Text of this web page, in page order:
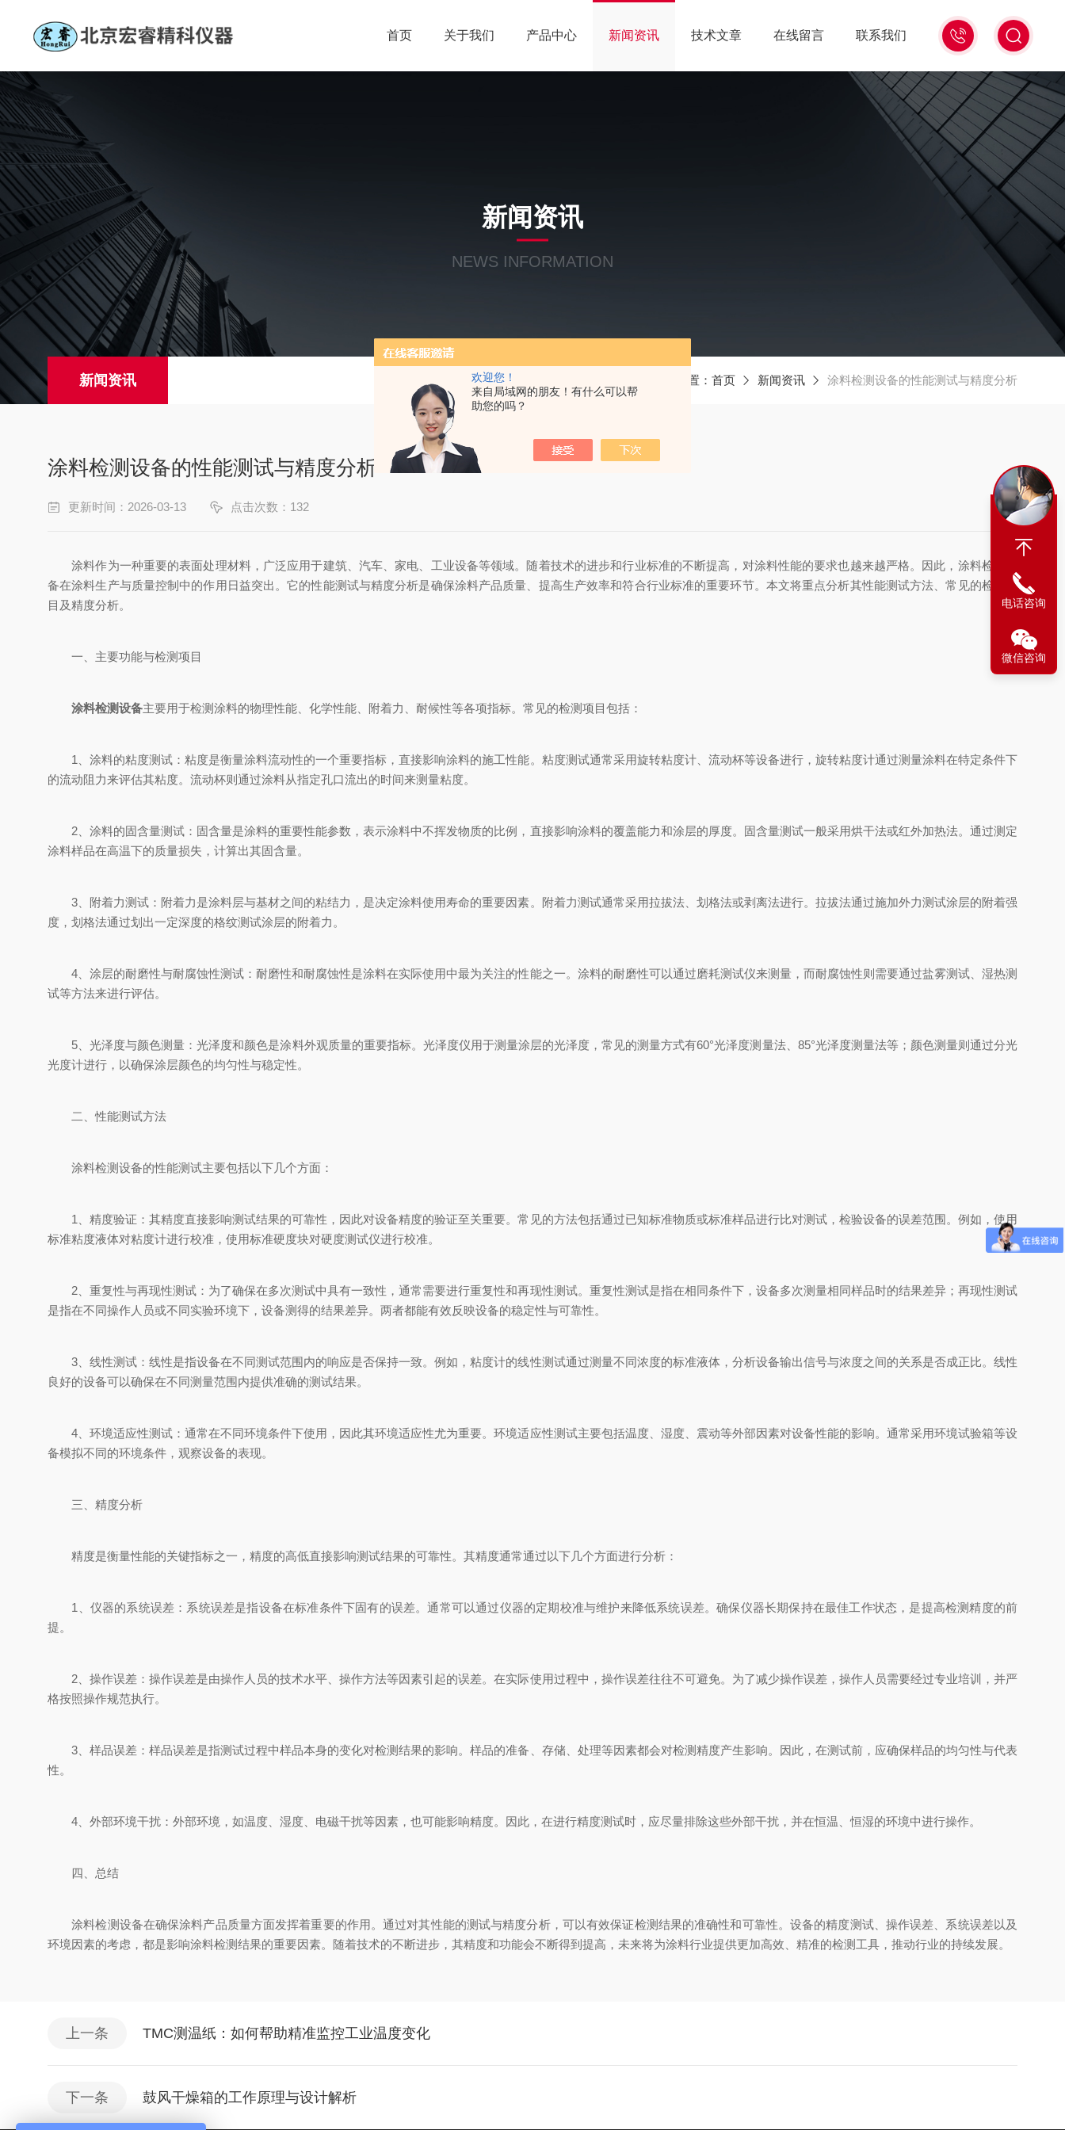
欢迎您！
来自局域网的朋友！有什么可以帮
助您的吗？
13439477936
首页 关于我们 产品中心 新闻资讯 技术文章 在线留言 联系我们
新闻资讯
NEWS INFORMATION
新闻资讯 当前位置： 首页 新闻资讯 涂料检测设备的性能测试与精度分析
涂料检测设备的性能测试与精度分析
更新时间：2026-03-13 点击次数：132
涂料作为一种重要的表面处理材料，广泛应用于建筑、汽车、家电、工业设备等领域。随着技术的进步和行业标准的不断提高，对涂料性能的要求也越来越严格。因此，涂料检测设
备在涂料生产与质量控制中的作用日益突出。它的性能测试与精度分析是确保涂料产品质量、提高生产效率和符合行业标准的重要环节。本文将重点分析其性能测试方法、常见的检测项
目及精度分析。
一、主要功能与检测项目
涂料检测设备主要用于检测涂料的物理性能、化学性能、附着力、耐候性等各项指标。常见的检测项目包括：
1、涂料的粘度测试：粘度是衡量涂料流动性的一个重要指标，直接影响涂料的施工性能。粘度测试通常采用旋转粘度计、流动杯等设备进行，旋转粘度计通过测量涂料在特定条件下
的流动阻力来评估其粘度。流动杯则通过涂料从指定孔口流出的时间来测量粘度。
2、涂料的固含量测试：固含量是涂料的重要性能参数，表示涂料中不挥发物质的比例，直接影响涂料的覆盖能力和涂层的厚度。固含量测试一般采用烘干法或红外加热法。通过测定
涂料样品在高温下的质量损失，计算出其固含量。
3、附着力测试：附着力是涂料层与基材之间的粘结力，是决定涂料使用寿命的重要因素。附着力测试通常采用拉拔法、划格法或剥离法进行。拉拔法通过施加外力测试涂层的附着强
度，划格法通过划出一定深度的格纹测试涂层的附着力。
4、涂层的耐磨性与耐腐蚀性测试：耐磨性和耐腐蚀性是涂料在实际使用中最为关注的性能之一。涂料的耐磨性可以通过磨耗测试仪来测量，而耐腐蚀性则需要通过盐雾测试、湿热测
试等方法来进行评估。
5、光泽度与颜色测量：光泽度和颜色是涂料外观质量的重要指标。光泽度仪用于测量涂层的光泽度，常见的测量方式有60°光泽度测量法、85°光泽度测量法等；颜色测量则通过分光
光度计进行，以确保涂层颜色的均匀性与稳定性。
二、性能测试方法
涂料检测设备的性能测试主要包括以下几个方面：
1、精度验证：其精度直接影响测试结果的可靠性，因此对设备精度的验证至关重要。常见的方法包括通过已知标准物质或标准样品进行比对测试，检验设备的误差范围。例如，使用
标准粘度液体对粘度计进行校准，使用标准硬度块对硬度测试仪进行校准。
2、重复性与再现性测试：为了确保在多次测试中具有一致性，通常需要进行重复性和再现性测试。重复性测试是指在相同条件下，设备多次测量相同样品时的结果差异；再现性测试
是指在不同操作人员或不同实验环境下，设备测得的结果差异。两者都能有效反映设备的稳定性与可靠性。
3、线性测试：线性是指设备在不同测试范围内的响应是否保持一致。例如，粘度计的线性测试通过测量不同浓度的标准液体，分析设备输出信号与浓度之间的关系是否成正比。线性
良好的设备可以确保在不同测量范围内提供准确的测试结果。
4、环境适应性测试：通常在不同环境条件下使用，因此其环境适应性尤为重要。环境适应性测试主要包括温度、湿度、震动等外部因素对设备性能的影响。通常采用环境试验箱等设
备模拟不同的环境条件，观察设备的表现。
三、精度分析
精度是衡量性能的关键指标之一，精度的高低直接影响测试结果的可靠性。其精度通常通过以下几个方面进行分析：
1、仪器的系统误差：系统误差是指设备在标准条件下固有的误差。通常可以通过仪器的定期校准与维护来降低系统误差。确保仪器长期保持在最佳工作状态，是提高检测精度的前
提。
2、操作误差：操作误差是由操作人员的技术水平、操作方法等因素引起的误差。在实际使用过程中，操作误差往往不可避免。为了减少操作误差，操作人员需要经过专业培训，并严
格按照操作规范执行。
3、样品误差：样品误差是指测试过程中样品本身的变化对检测结果的影响。样品的准备、存储、处理等因素都会对检测精度产生影响。因此，在测试前，应确保样品的均匀性与代表
性。
4、外部环境干扰：外部环境，如温度、湿度、电磁干扰等因素，也可能影响精度。因此，在进行精度测试时，应尽量排除这些外部干扰，并在恒温、恒湿的环境中进行操作。
四、总结
涂料检测设备在确保涂料产品质量方面发挥着重要的作用。通过对其性能的测试与精度分析，可以有效保证检测结果的准确性和可靠性。设备的精度测试、操作误差、系统误差以及
环境因素的考虑，都是影响涂料检测结果的重要因素。随着技术的不断进步，其精度和功能会不断得到提高，未来将为涂料行业提供更加高效、精准的检测工具，推动行业的持续发展。
上一条 TMC测温纸：如何帮助精准监控工业温度变化
下一条 鼓风干燥箱的工作原理与设计解析
电话咨询
微信咨询